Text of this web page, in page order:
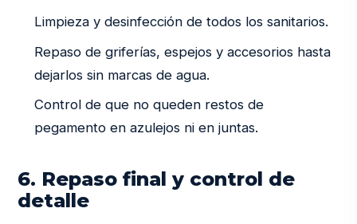
Limpieza y desinfección de todos los sanitarios.
Repaso de griferías, espejos y accesorios hasta
dejarlos sin marcas de agua.
Control de que no queden restos de
pegamento en azulejos ni en juntas.
6. Repaso final y control de
detalle